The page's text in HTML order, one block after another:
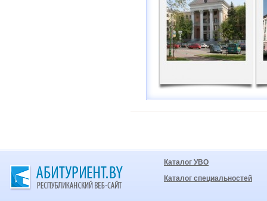
Каталог УВО
Каталог специальностей